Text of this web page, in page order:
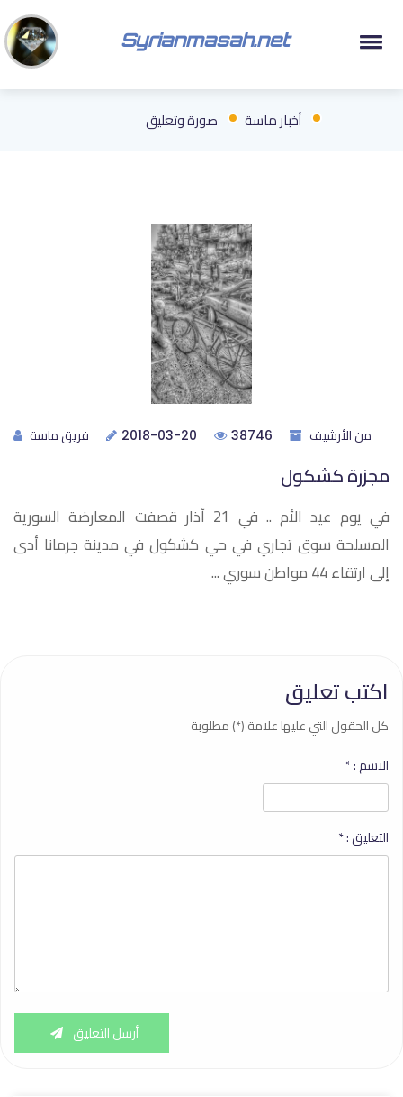
Syrianmasah.net
أخبار ماسة صورة وتعليق
فريق ماسة 2018-03-20 38746 من الأرشيف
مجزرة كشكول
في يوم عيد الأم .. في 21 آذار قصفت المعارضة السورية
المسلحة سوق تجاري في حي كشكول في مدينة جرمانا أدى
إلى ارتقاء 44 مواطن سوري ...
اكتب تعليق
كل الحقول التي عليها علامة (*) مطلوبة
الاسم :*
التعليق :*
أرسل التعليق